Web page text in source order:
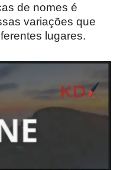
de nomes é
variações que
lugares.